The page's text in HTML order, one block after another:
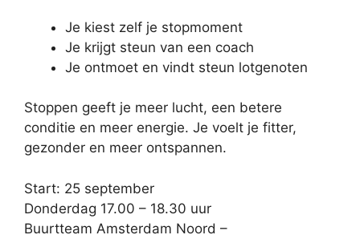
Je kiest zelf je stopmoment
Je krijgt steun van een coach
Je ontmoet en vindt steun lotgenoten
Stoppen geeft je meer lucht, een betere
conditie en meer energie. Je voelt je fitter,
gezonder en meer ontspannen.
Start: 25 september
Donderdag 17.00 – 18.30 uur
Buurtteam Amsterdam Noord –